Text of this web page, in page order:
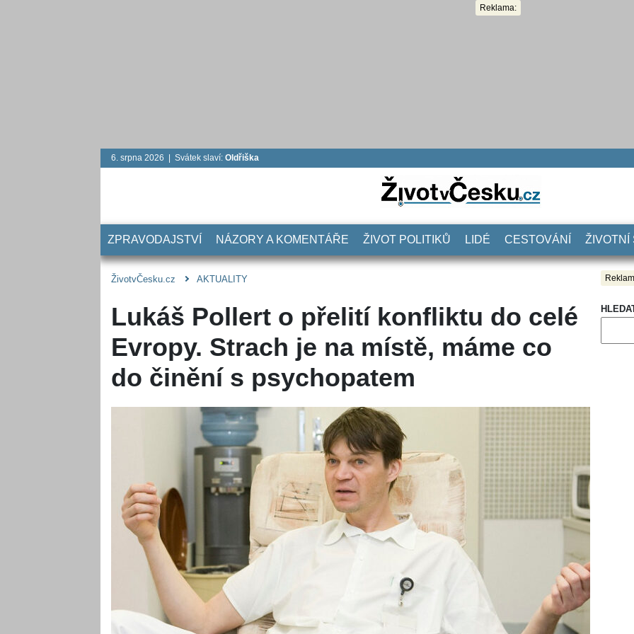
Reklama:
6. srpna 2026 | Svátek slaví: Oldřiška
ZPRAVODAJSTVÍ NÁZORY A KOMENTÁŘE ŽIVOT POLITIKŮ LIDÉ CESTOVÁNÍ ŽIVOTNÍ
ŽivotvČesku.cz AKTUALITY
Lukáš Pollert o přelití konfliktu do celé
Evropy. Strach je na místě, máme co
do činění s psychopatem